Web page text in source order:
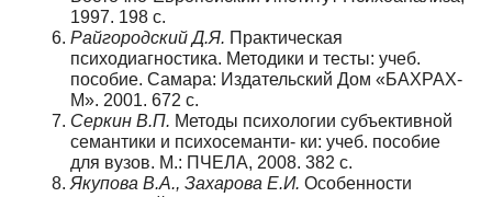
1997. 198 с.
Райгородский Д.Я. Практическая
психодиагностика. Методики и тесты: учеб.
пособие. Самара: Издательский Дом «БАХРАХ-
М». 2001. 672 с.
Серкин В.П. Методы психологии субъективной
семантики и психосеманти- ки: учеб. пособие
для вузов. М.: ПЧЕЛА, 2008. 382 с.
Якупова В.А., Захарова Е.И. Особенности